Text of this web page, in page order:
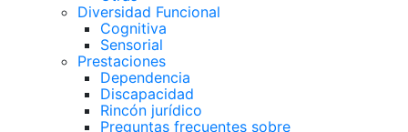
Diversidad Funcional
Cognitiva
Sensorial
Prestaciones
Dependencia
Discapacidad
Rincón jurídico
Preguntas frecuentes sobre